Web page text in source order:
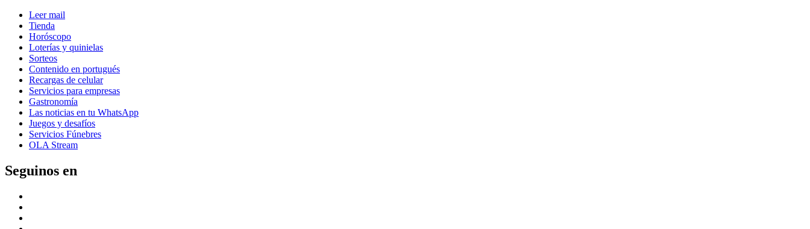
Leer mail
Tienda
Horóscopo
Loterías y quinielas
Sorteos
Contenido en portugués
Recargas de celular
Servicios para empresas
Gastronomía
Las noticias en tu WhatsApp
Juegos y desafíos
Servicios Fúnebres
OLA Stream
Seguinos en